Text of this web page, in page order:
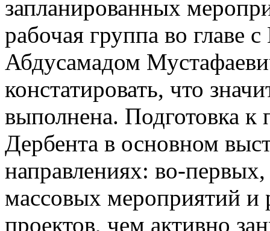
запланированных
рабочая группа во главе
Абдусамадом
констатировать, что
выполнена. Подготовка к
Дербента в основном
направлениях: во-
массовых мероприятий и
проектов, чем активно